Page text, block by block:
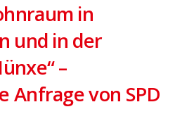
in
und in der
–
Anfrage von SPD